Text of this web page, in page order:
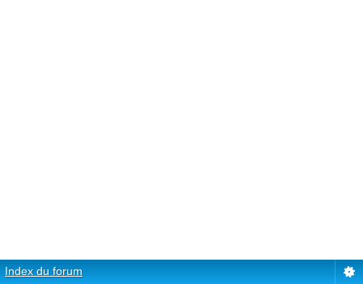
Index du forum